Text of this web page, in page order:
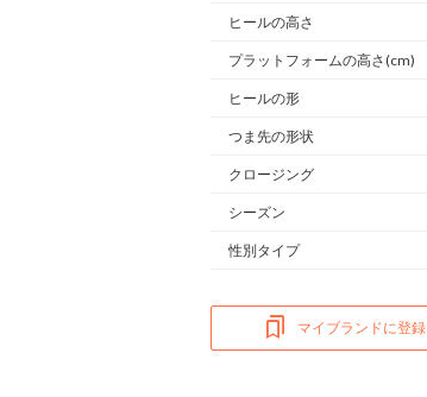
ヒールの高さ
プラットフォームの高さ(cm)
ヒールの形
つま先の形状
クロージング
シーズン
性別タイプ
マイブランドに登録